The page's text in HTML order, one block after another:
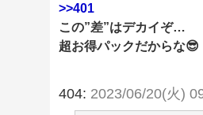
>>401
この”差”はデカイぞ…
超お得パックだからな😎
404: 2023/06/20(火)